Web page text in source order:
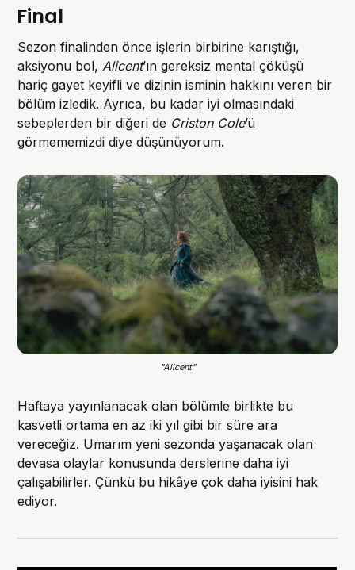
Final
Sezon finalinden önce işlerin birbirine karıştığı,
aksiyonu bol, Alicent’ın gereksiz mental çöküşü
hariç gayet keyifli ve dizinin isminin hakkını veren bir
bölüm izledik. Ayrıca, bu kadar iyi olmasındaki
sebeplerden bir diğeri de Criston Cole’ü
görmememizdi diye düşünüyorum.
"Alicent"
Haftaya yayınlanacak olan bölümle birlikte bu
kasvetli ortama en az iki yıl gibi bir süre ara
vereceğiz. Umarım yeni sezonda yaşanacak olan
devasa olaylar konusunda derslerine daha iyi
çalışabilirler. Çünkü bu hikâye çok daha iyisini hak
ediyor.